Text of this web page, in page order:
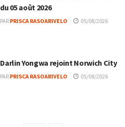
du 05 août 2026
PAR PRISCA RASOARIVELO 05/08/2026
Darlin Yongwa rejoint Norwich City
PAR PRISCA RASOARIVELO 05/08/2026